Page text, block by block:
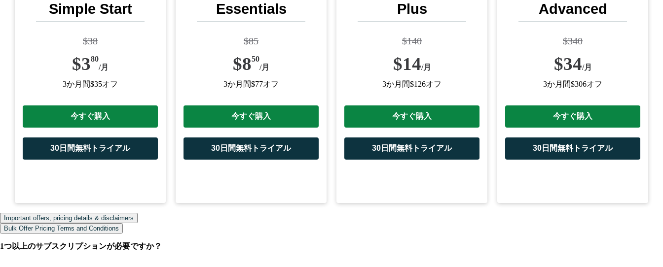
Simple Start
$38
$380
/月
3か月間$35オフ
今すぐ購入
30日間無料トライアル
Essentials
$85
$850
/月
3か月間$77オフ
今すぐ購入
30日間無料トライアル
Plus
$140
$14/月
3か月間$126オフ
今すぐ購入
30日間無料トライアル
Advanced
$340
$34/月
3か月間$306オフ
今すぐ購入
30日間無料トライアル
Important offers, pricing details & disclaimers
Bulk Offer Pricing Terms and Conditions
1つ以上のサブスクリプションが必要ですか？